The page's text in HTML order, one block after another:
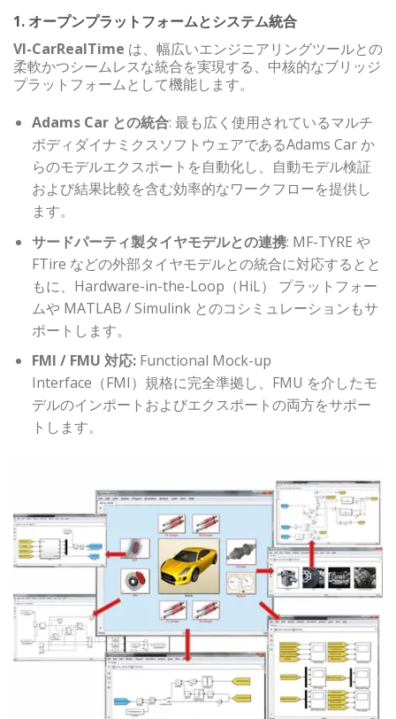
1. オープンプラットフォームとシステム統合
VI-CarRealTime は、幅広いエンジニアリングツールとの
柔軟かつシームレスな統合を実現する、中核的なブリッジ
プラットフォームとして機能します。
Adams Car との統合: 最も広く使用されているマルチ
ボディダイナミクスソフトウェアであるAdams Car か
らのモデルエクスポートを自動化し、自動モデル検証
および結果比較を含む効率的なワークフローを提供し
ます。
サードパーティ製タイヤモデルとの連携: MF-TYRE や
FTire などの外部タイヤモデルとの統合に対応するとと
もに、Hardware-in-the-Loop（HiL） プラットフォー
ムや MATLAB / Simulink とのコシミュレーションもサ
ポートします。
FMI / FMU 対応: Functional Mock-up
Interface（FMI）規格に完全準拠し、FMU を介したモ
デルのインポートおよびエクスポートの両方をサポー
トします。